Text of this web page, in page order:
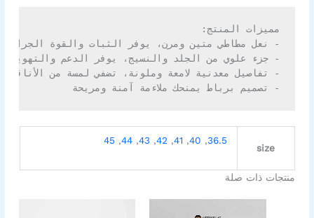
- تصميم برباط يمنحك ملاءمة آمنة ومريحة
size
36.5
,
40
,
41
,
42
,
43
,
44
,
45
منتجات ذات صلة
الحالي